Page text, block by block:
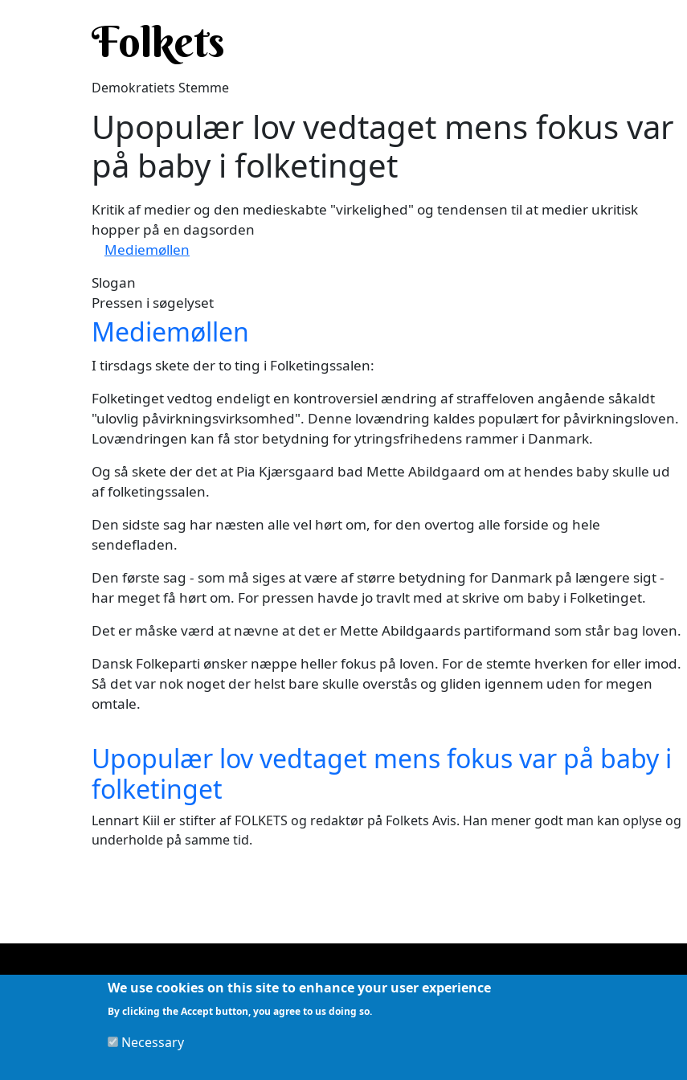
Folkets
Demokratiets Stemme
Upopulær lov vedtaget mens fokus var
på baby i folketinget
Kritik af medier og den medieskabte "virkelighed" og tendensen til at medier ukritisk
hopper på en dagsorden
Mediemøllen
Slogan
Pressen i søgelyset
Mediemøllen
I tirsdags skete der to ting i Folketingssalen:
Folketinget vedtog endeligt en kontroversiel ændring af straffeloven angående såkaldt
"ulovlig påvirkningsvirksomhed". Denne lovændring kaldes populært for påvirkningsloven.
Lovændringen kan få stor betydning for ytringsfrihedens rammer i Danmark.
Og så skete der det at Pia Kjærsgaard bad Mette Abildgaard om at hendes baby skulle ud
af folketingssalen.
Den sidste sag har næsten alle vel hørt om, for den overtog alle forside og hele
sendefladen.
Den første sag - som må siges at være af større betydning for Danmark på længere sigt -
har meget få hørt om. For pressen havde jo travlt med at skrive om baby i Folketinget.
Det er måske værd at nævne at det er Mette Abildgaards partiformand som står bag loven.
Dansk Folkeparti ønsker næppe heller fokus på loven. For de stemte hverken for eller imod.
Så det var nok noget der helst bare skulle overstås og gliden igennem uden for megen
omtale.
Upopulær lov vedtaget mens fokus var på baby i
folketinget
Lennart Kiil er stifter af FOLKETS og redaktør på Folkets Avis. Han mener godt man kan oplyse og
underholde på samme tid.
We use cookies on this site to enhance your user experience
By clicking the Accept button, you agree to us doing so.
Necessary